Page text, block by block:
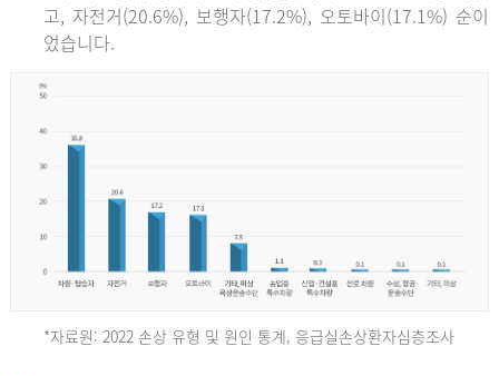
고, 자전거(20.6%), 보행자(17.2%), 오토바이(17.1%) 순이
었습니다.
*자료원: 2022 손상 유형 및 원인 통계, 응급실손상환자심층조사